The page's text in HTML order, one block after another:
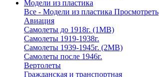
Модели из пластика
Все - Модели из пластика Просмотреть
Авиация
Самолеты до 1918г. (1МВ)
Самолеты 1919-1938г.
Самолеты 1939-1945г. (2МВ)
Самолеты после 1946г.
Вертолеты
Гражданская и транспортная